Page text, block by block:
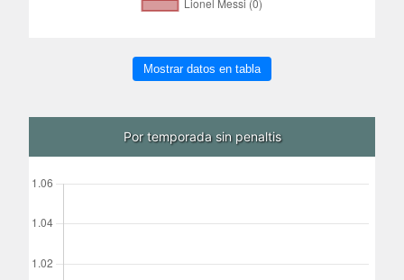
Mostrar datos en tabla
Por temporada sin penaltis